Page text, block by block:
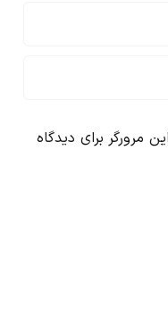
مرورگر برای دیدگاه